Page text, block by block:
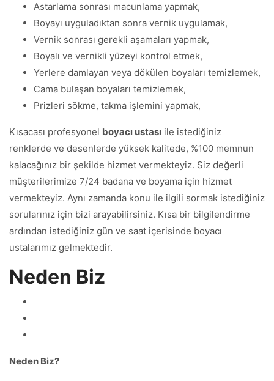
Astarlama sonrası macunlama yapmak,
Boyayı uyguladıktan sonra vernik uygulamak,
Vernik sonrası gerekli aşamaları yapmak,
Boyalı ve vernikli yüzeyi kontrol etmek,
Yerlere damlayan veya dökülen boyaları temizlemek,
Cama bulaşan boyaları temizlemek,
Prizleri sökme, takma işlemini yapmak,
Kısacası profesyonel boyacı ustası ile istediğiniz
renklerde ve desenlerde yüksek kalitede, %100 memnun
kalacağınız bir şekilde hizmet vermekteyiz. Siz değerli
müşterilerimize 7/24 badana ve boyama için hizmet
vermekteyiz. Aynı zamanda konu ile ilgili sormak istediğiniz
sorularınız için bizi arayabilirsiniz. Kısa bir bilgilendirme
ardından istediğiniz gün ve saat içerisinde boyacı
ustalarımız gelmektedir.
Neden Biz
Neden Biz?